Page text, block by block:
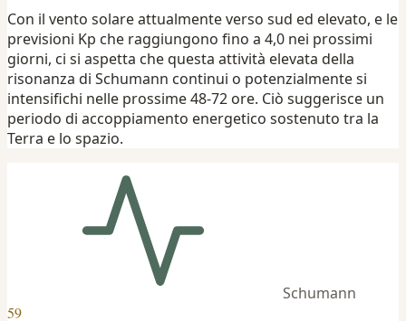
Con il vento solare attualmente verso sud ed elevato, e le
previsioni Kp che raggiungono fino a 4,0 nei prossimi
giorni, ci si aspetta che questa attività elevata della
risonanza di Schumann continui o potenzialmente si
intensifichi nelle prossime 48-72 ore. Ciò suggerisce un
periodo di accoppiamento energetico sostenuto tra la
Terra e lo spazio.
Schumann
59